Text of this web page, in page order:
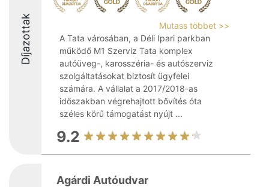
Díjazottak
Mutass többet >>
A Tata városában, a Déli Ipari parkban
működő M1 Szerviz Tata komplex
autóüveg-, karosszéria- és autószerviz
szolgáltatásokat biztosít ügyfelei
számára. A vállalat a 2017/2018-as
időszakban végrehajtott bővítés óta
széles körű támogatást nyújt ...
9.2
Agárdi Autóudvar